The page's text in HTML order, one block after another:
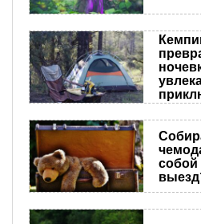
собой